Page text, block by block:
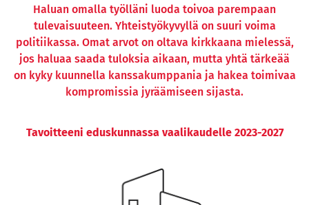
Haluan omalla työlläni luoda toivoa parempaan
tulevaisuuteen. Yhteistyökyvyllä on suuri voima
politiikassa. Omat arvot on oltava kirkkaana mielessä,
jos haluaa saada tuloksia aikaan, mutta yhtä tärkeää
on kyky kuunnella kanssakumppania ja hakea toimivaa
kompromissia jyräämiseen sijasta.
Tavoitteeni eduskunnassa vaalikaudelle 2023-2027